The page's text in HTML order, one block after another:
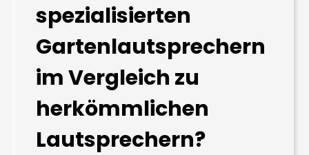
spezialisierten
Gartenlautsprechern
im Vergleich zu
herkömmlichen
Lautsprechern?